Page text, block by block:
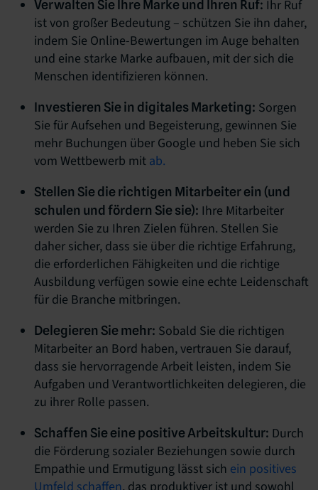
Verwalten Sie Ihre Marke und Ihren Ruf: Ihr Ruf
ist von großer Bedeutung – schützen Sie ihn daher,
indem Sie Online-Bewertungen im Auge behalten
und eine starke Marke aufbauen, mit der sich die
Menschen identifizieren können.
Investieren Sie in digitales Marketing: Sorgen
Sie für Aufsehen und Begeisterung, gewinnen Sie
mehr Buchungen über Google und heben Sie sich
vom Wettbewerb mit ab.
Stellen Sie die richtigen Mitarbeiter ein (und
schulen und fördern Sie sie): Ihre Mitarbeiter
werden Sie zu Ihren Zielen führen. Stellen Sie
daher sicher, dass sie über die richtige Erfahrung,
die erforderlichen Fähigkeiten und die richtige
Ausbildung verfügen sowie eine echte Leidenschaft
für die Branche mitbringen.
Delegieren Sie mehr: Sobald Sie die richtigen
Mitarbeiter an Bord haben, vertrauen Sie darauf,
dass sie hervorragende Arbeit leisten, indem Sie
Aufgaben und Verantwortlichkeiten delegieren, die
zu ihrer Rolle passen.
Schaffen Sie eine positive Arbeitskultur: Durch
die Förderung sozialer Beziehungen sowie durch
Empathie und Ermutigung lässt sich ein positives